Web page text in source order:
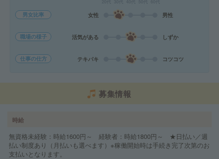
男女比率 女性 男性
職場の様子 活気がある しずか
仕事の仕方 テキパキ コツコツ
募集情報
時給
無資格未経験：時給1600円～ 経験者：時給1800円～ ★日払い／週
払い制度あり（月払いも選べます）※稼働開始時は手続き完了次第のお
支払いとなります。